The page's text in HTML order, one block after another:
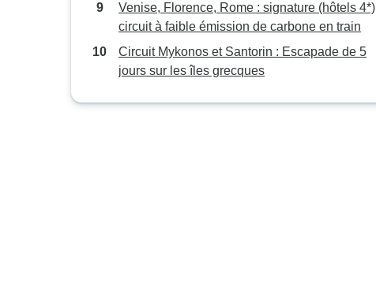
Venise, Florence, Rome : signature (hôtels 4*)
circuit à faible émission de carbone en train
Circuit Mykonos et Santorin : Escapade de 5
jours sur les îles grecques